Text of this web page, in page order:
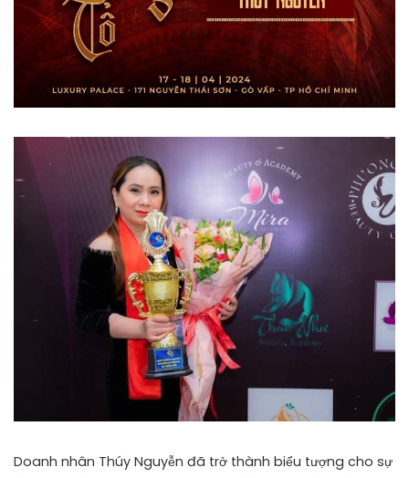
Doanh nhân Thúy Nguyễn đã trở thành biểu tượng cho sự